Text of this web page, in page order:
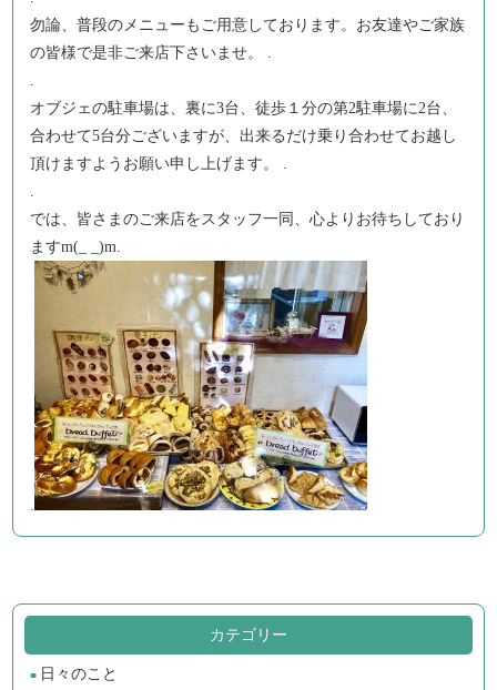
勿論、普段のメニューもご用意しております。お友達やご家族
の皆様で是非ご来店下さいませ。 .
オブジェの駐車場は、裏に3台、徒歩１分の第2駐車場に2台、
合わせて5台分ございますが、出来るだけ乗り合わせてお越し
頂けますようお願い申し上げます。 .
では、皆さまのご来店をスタッフ一同、心よりお待ちしており
ますm(_ _)m.
.
カテゴリー
日々のこと